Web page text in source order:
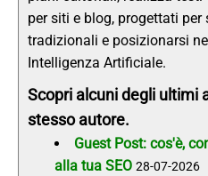
per siti e blog, progettati
tradizionali e posizionarsi
Intelligenza Artificiale.
Scopri alcuni degli ultimi
stesso autore.
Guest Post: cos'è,
alla tua SEO 28-07-2026